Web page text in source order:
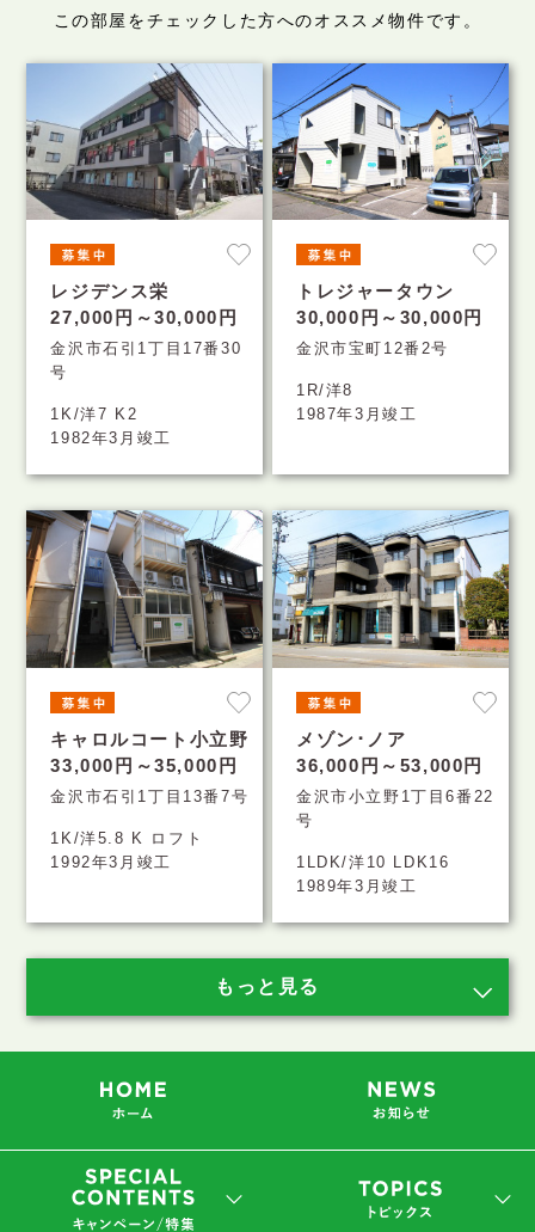
この部屋をチェックした方へのオススメ物件です。
レジデンス栄
27,000円～30,000円
金沢市石引1丁目17番30
号
1K/洋7 K2
1982年3月竣工
トレジャータウン
30,000円～30,000円
金沢市宝町12番2号
1R/洋8
1987年3月竣工
キャロルコート小立野
33,000円～35,000円
金沢市石引1丁目13番7号
1K/洋5.8 K ロフト
1992年3月竣工
メゾン･ノア
36,000円～53,000円
金沢市小立野1丁目6番22
号
1LDK/洋10 LDK16
1989年3月竣工